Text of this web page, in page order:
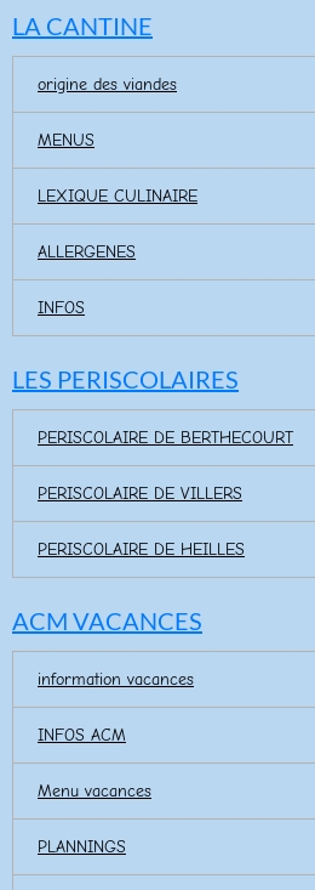
LA CANTINE
origine des viandes
MENUS
LEXIQUE CULINAIRE
ALLERGENES
INFOS
LES PERISCOLAIRES
PERISCOLAIRE DE BERTHECOURT
PERISCOLAIRE DE VILLERS
PERISCOLAIRE DE HEILLES
ACM VACANCES
information vacances
INFOS ACM
Menu vacances
PLANNINGS